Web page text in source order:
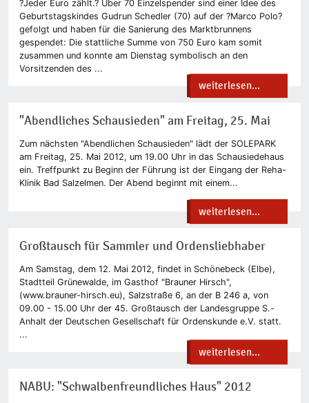
?Jeder Euro zählt.? Über 70 Einzelspender sind einer Idee des
Geburtstagskindes Gudrun Schedler (70) auf der ?Marco Polo?
gefolgt und haben für die Sanierung des Marktbrunnens
gespendet: Die stattliche Summe von 750 Euro kam somit
zusammen und konnte am Dienstag symbolisch an den
Vorsitzenden des ...
weiterlesen...
"Abendliches Schausieden" am Freitag, 25. Mai
Zum nächsten "Abendlichen Schausieden" lädt der SOLEPARK
am Freitag, 25. Mai 2012, um 19.00 Uhr in das Schausiedehaus
ein. Treffpunkt zu Beginn der Führung ist der Eingang der Reha-
Klinik Bad Salzelmen. Der Abend beginnt mit einem...
weiterlesen...
Großtausch für Sammler und Ordensliebhaber
Am Samstag, dem 12. Mai 2012, findet in Schönebeck (Elbe),
Stadtteil Grünewalde, im Gasthof "Brauner Hirsch",
(www.brauner-hirsch.eu), Salzstraße 6, an der B 246 a, von
09.00 - 15.00 Uhr der 45. Großtausch der Landesgruppe S.-
Anhalt der Deutschen Gesellschaft für Ordenskunde e.V. statt.
...
weiterlesen...
NABU: "Schwalbenfreundliches Haus" 2012